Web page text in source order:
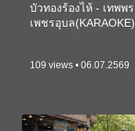
บัวทองร้องไห้ - เทพพร
เพชรอุบล(KARAOKE)
109 views • 06.07.2569